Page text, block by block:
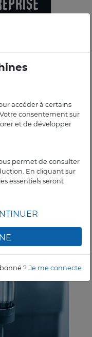
accéder à certains
consentement sur
et de développer
permet de consulter
En cliquant sur
essentiels seront
? Je me connecte
sa